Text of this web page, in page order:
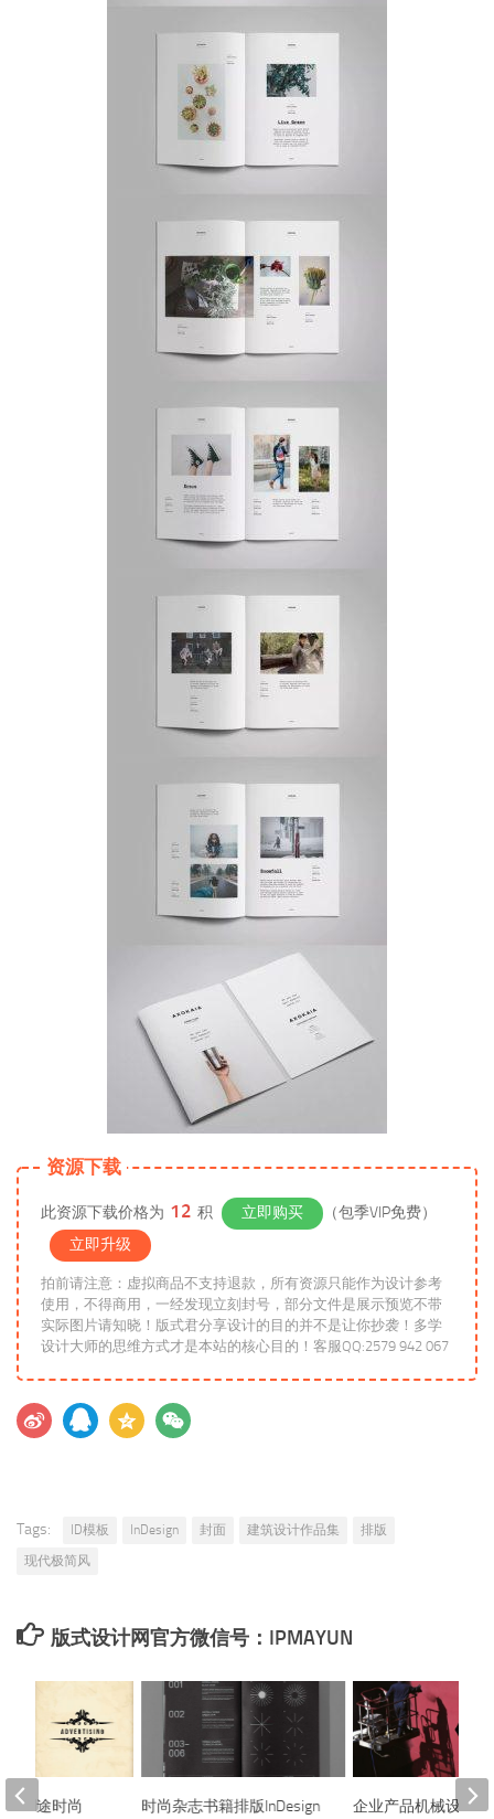
资源下载
此资源下载价格为 12 积 立即购买
（包季VIP免费）
立即升级
拍前请注意：虚拟商品不支持退款，所有资源只能作为设计参考
使用，不得商用，一经发现立刻封号，部分文件是展示预览不带
实际图片请知晓！版式君分享设计的目的并不是让你抄袭！多学
设计大师的思维方式才是本站的核心目的！客服QQ:2579 942 067
Tags: ID模板 InDesign 封面 建筑设计作品集
排版
现代极简风
版式设计网官方微信号：IPMAYUN
时尚杂志书籍排版InDesign
企业产品机械设备
多用途时尚